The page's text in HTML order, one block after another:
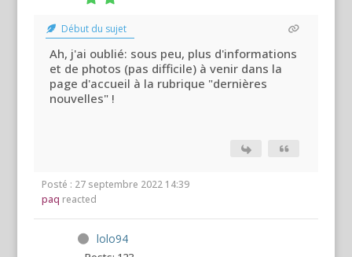
Début du sujet
Ah, j'ai oublié: sous peu, plus d'informations
et de photos (pas difficile) à venir dans la
page d'accueil à la rubrique "dernières
nouvelles" !
Posté : 27 septembre 2022 14:39
paq reacted
lolo94